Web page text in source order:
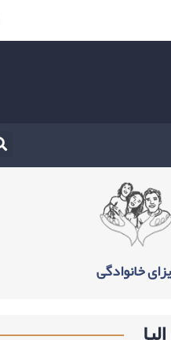
خانوادگی